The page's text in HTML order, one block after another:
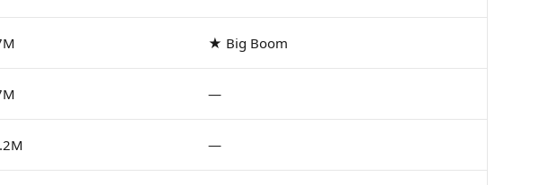
★ Big Boom
—
—